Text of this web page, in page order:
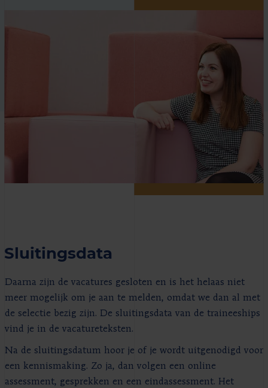
Sluitingsdata
Daarna zijn de vacatures gesloten en is het helaas niet
meer mogelijk om je aan te melden, omdat we dan al met
de selectie bezig zijn. De sluitingsdata van de traineeships
vind je in de vacatureteksten.
Na de sluitingsdatum hoor je of je wordt uitgenodigd voor
een kennismaking. Zo ja, dan volgen een online
assessment, gesprekken en een eindassessment. Het